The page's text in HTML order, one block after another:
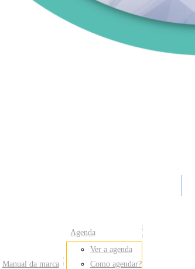
Manual da marca
Agenda
Ver a agenda
Como agendar?